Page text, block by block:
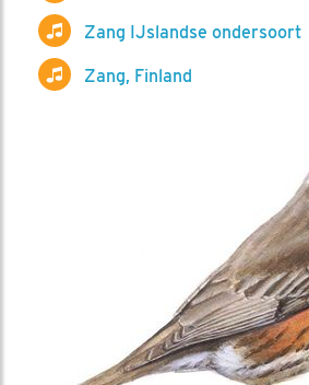
Zang IJslandse ondersoort
Zang, Finland